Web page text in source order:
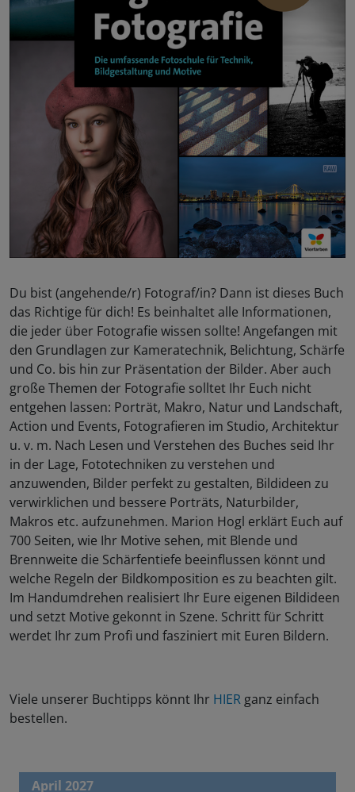
Du bist (angehende/r) Fotograf/in? Dann ist dieses Buch
das Richtige für dich! Es beinhaltet alle Informationen,
die jeder über Fotografie wissen sollte! Angefangen mit
den Grundlagen zur Kameratechnik, Belichtung, Schärfe
und Co. bis hin zur Präsentation der Bilder. Aber auch
große Themen der Fotografie solltet Ihr Euch nicht
entgehen lassen: Porträt, Makro, Natur und Landschaft,
Action und Events, Fotografieren im Studio, Architektur
u. v. m. Nach Lesen und Verstehen des Buches seid Ihr
in der Lage, Fototechniken zu verstehen und
anzuwenden, Bilder perfekt zu gestalten, Bildideen zu
verwirklichen und bessere Porträts, Naturbilder,
Makros etc. aufzunehmen. Marion Hogl erklärt Euch auf
700 Seiten, wie Ihr Motive sehen, mit Blende und
Brennweite die Schärfentiefe beeinflussen könnt und
welche Regeln der Bildkomposition es zu beachten gilt.
Im Handumdrehen realisiert Ihr Eure eigenen Bildideen
und setzt Motive gekonnt in Szene. Schritt für Schritt
werdet Ihr zum Profi und fasziniert mit Euren Bildern.
Viele unserer Buchtipps könnt Ihr HIER ganz einfach
bestellen.
April 2027